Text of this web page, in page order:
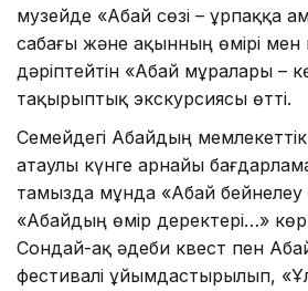
музейде «Абай сөзі – ұрпаққа
сабағы және ақынның өмірі
дәріптейтін «Абай мұралары –
тақырыптық экскурсиясы өтті.
Семейдегі Абайдың
атаулы күнге арнайы бағдарлама
тамызда мұнда «Абай бейнелеу
«Абайдың өмір деректері…»
Сондай-ақ әдеби квест пен
фестивалі ұйымдастырылып,